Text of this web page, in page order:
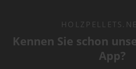
Kennen Sie schon
App?